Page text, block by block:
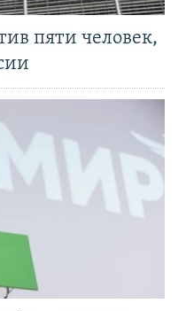
пяти человек,